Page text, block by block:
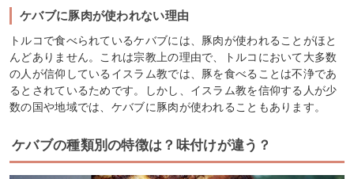
ケバブに豚肉が使われない理由
トルコで食べられているケバブには、豚肉が使われることがほと
んどありません。これは宗教上の理由で、トルコにおいて大多数
の人が信仰しているイスラム教では、豚を食べることは不浄であ
るとされているためです。しかし、イスラム教を信仰する人が少
数の国や地域では、ケバブに豚肉が使われることもあります。
ケバブの種類別の特徴は？味付けが違う？